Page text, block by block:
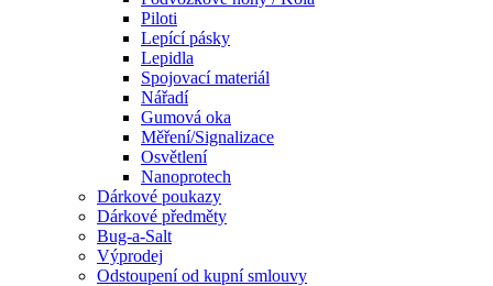
Piloti
Lepící pásky
Lepidla
Spojovací materiál
Nářadí
Gumová oka
Měření/Signalizace
Osvětlení
Nanoprotech
Dárkové poukazy
Dárkové předměty
Bug-a-Salt
Výprodej
Odstoupení od kupní smlouvy